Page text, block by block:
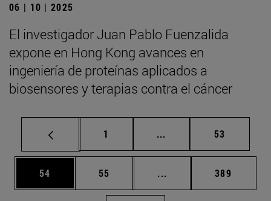
06 | 10 | 2025
El investigador Juan Pablo Fuenzalida
expone en Hong Kong avances en
ingeniería de proteínas aplicados a
biosensores y terapias contra el cáncer
Página
1 ... Páginas intermedias
Página
53
Página
54 Página
55 ... Páginas intermedias
Página
389